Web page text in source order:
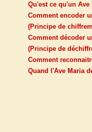
Qu'est ce qu'un
Comment encoder
(Principe de
Comment décoder
(Principe de
Comment
Quand l'Ave Maria